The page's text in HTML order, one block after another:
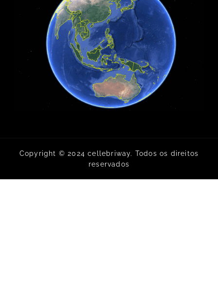
Copyright © 2024 cellebriway. Todos os direitos
reservados